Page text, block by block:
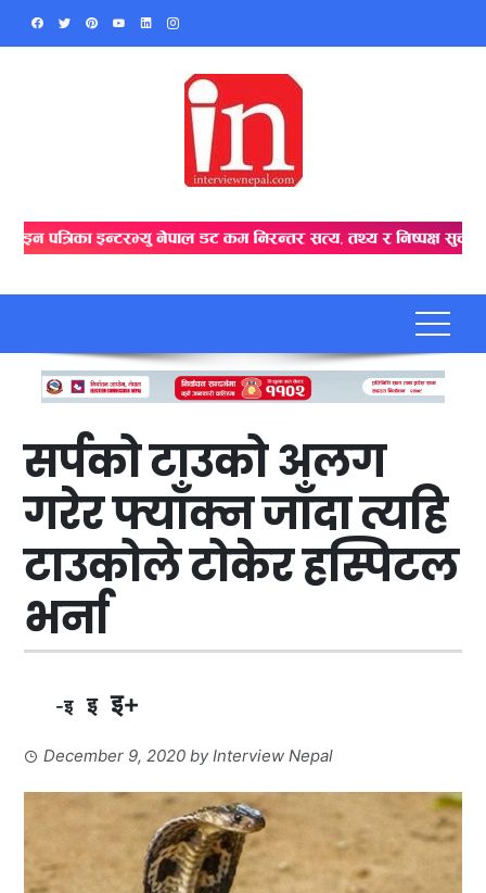
Skip
सर्पको टाउको अलग
गरेर फ्याँक्न जाँदा त्यहि
टाउकोले टोकेर हस्पिटल
भर्ना
-इ इ इ+
December 9, 2020 byInterview Nepal